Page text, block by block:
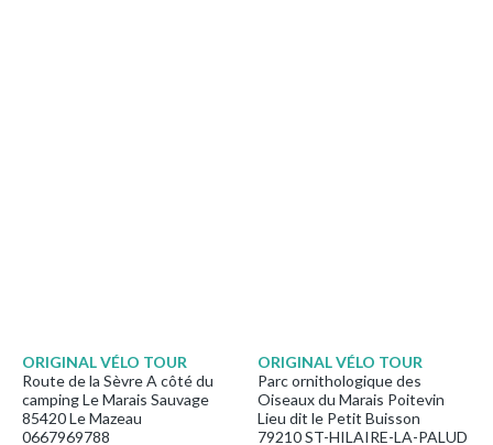
ORIGINAL VÉLO TOUR
Route de la Sèvre A côté du
camping Le Marais Sauvage
85420 Le Mazeau
0667969788
ORIGINAL VÉLO TOUR
Parc ornithologique des
Oiseaux du Marais Poitevin
Lieu dit le Petit Buisson
79210 ST-HILAIRE-LA-PALUD